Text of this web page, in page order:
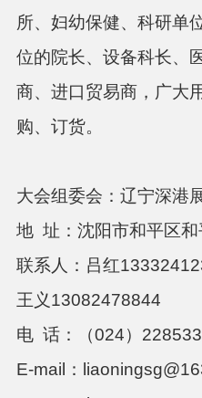
所、妇幼保健、科研单
位的院长、设备科长、
商、进口贸易商，广大
购、订货。
大会组委会：辽宁深港
地 址：沈阳市和平区
联系人： 吕红
王义13082478844
电 话：（024）
E-mail：